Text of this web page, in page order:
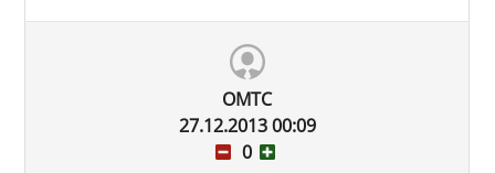
OMTC
27.12.2013 00:09
0